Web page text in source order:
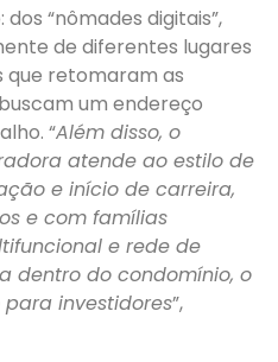
“nômades digitais”,
de diferentes lugares
que retomaram as
um endereço
“Além disso, o
atende ao estilo de
e início de carreira,
e com famílias
e rede de
dentro do condomínio, o
investidores”,